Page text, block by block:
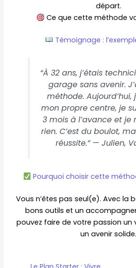
départ.
Ce que cette méthode
Témoignage :
“À 32 ans, j’étais
garage sans avenir.
méthode. Aujourd’hui,
mon propre centre, je
3 mois à l’avance et je
rien. C’est du boulot,
réussite.”— Julien,
Pourquoi choisir cette
Vous n’êtes pas seul(e). Avec la
bons outils et un
pouvez faire de votre passion un
un avenir solide.